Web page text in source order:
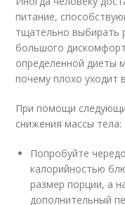
питание,
тщательно выбирать
большого
определенной диеты
почему плохо уходит
При помощи
снижения массы тела:
Попробуйте
калорийностью
размер порции, а
дополнительный